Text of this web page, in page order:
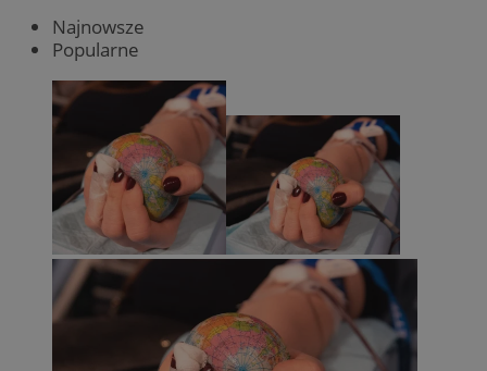
Najnowsze
Popularne